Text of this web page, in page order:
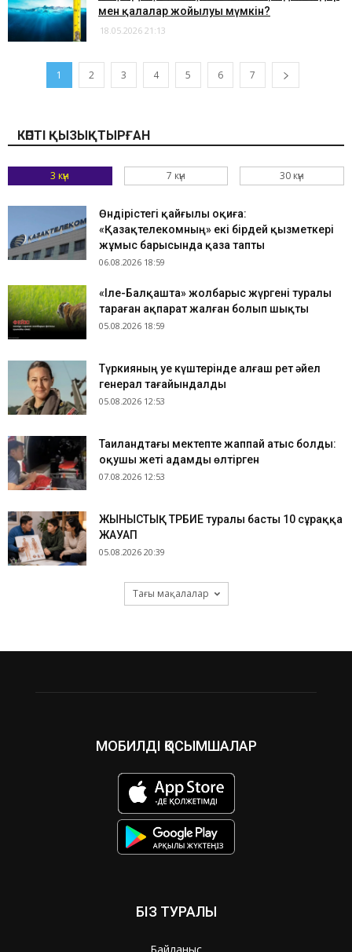
мен қалалар жойылуы мүмкін?
18.05.2026 21:13
1 2 3 4 5 6 7
КӨПТІ ҚЫЗЫҚТЫРҒАН
3 күн 7 күн 30 күн
Өндірістегі қайғылы оқиға:
«Қазақтелекомның» екі бірдей қызметкері
жұмыс барысында қаза тапты
06.08.2026 18:59
«Іле-Балқашта» жолбарыс жүргені туралы
тараған ақпарат жалған болып шықты
05.08.2026 18:59
Түркияның Әуе күштерінде алғаш рет әйел
генерал тағайындалды
05.08.2026 12:53
Таиландтағы мектепте жаппай атыс болды:
оқушы жеті адамды өлтірген
07.08.2026 12:53
ЖЫНЫСТЫҚ ТӘРБИЕ туралы басты 10 сұраққа
ЖАУАП
05.08.2026 20:39
Тағы мақалалар
МОБИЛДІ ҚОСЫМШАЛАР
БІЗ ТУРАЛЫ
Байланыс